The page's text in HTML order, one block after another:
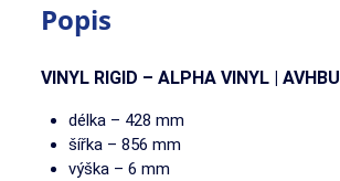
Popis
VINYL RIGID – ALPHA VINYL |AVHBU
délka – 428 mm
šířka – 856 mm
výška – 6 mm